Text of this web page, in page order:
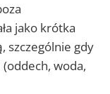
jako krótka
szczególnie gdy
woda,